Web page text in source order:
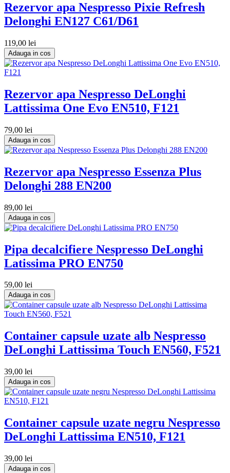
Rezervor apa Nespresso Pixie Refresh
Delonghi EN127 C61/D61
119,00 lei
Adauga in cos
Rezervor apa Nespresso DeLonghi
Lattissima One Evo EN510, F121
79,00 lei
Adauga in cos
Rezervor apa Nespresso Essenza Plus
Delonghi 288 EN200
89,00 lei
Adauga in cos
Pipa decalcifiere Nespresso DeLonghi
Latissima PRO EN750
59,00 lei
Adauga in cos
Container capsule uzate alb Nespresso
DeLonghi Lattissima Touch EN560, F521
39,00 lei
Adauga in cos
Container capsule uzate negru Nespresso
DeLonghi Lattissima EN510, F121
39,00 lei
Adauga in cos